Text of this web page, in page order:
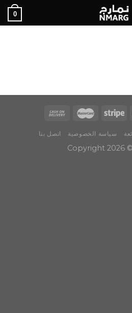
0
سياسة الخصوصية اتصل بنا
Copyright 2026 ©